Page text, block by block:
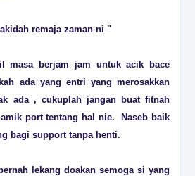
remaja zaman ni "
masa berjam jam untuk acik bace
ada yang entri yang merosakkan
ada , cukuplah jangan buat fitnah
port tentang hal nie. Naseb baik
bagi support tanpa henti.
lekang doakan semoga si yang